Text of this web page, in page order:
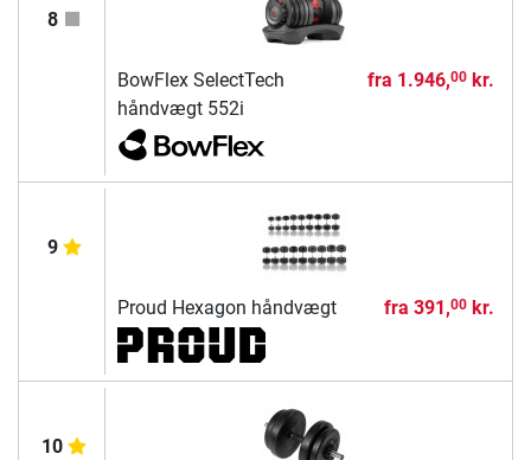
8
BowFlex SelectTech
håndvægt 552i
fra 1.946,00kr.
9
Proud Hexagon håndvægt fra 391,00kr.
10